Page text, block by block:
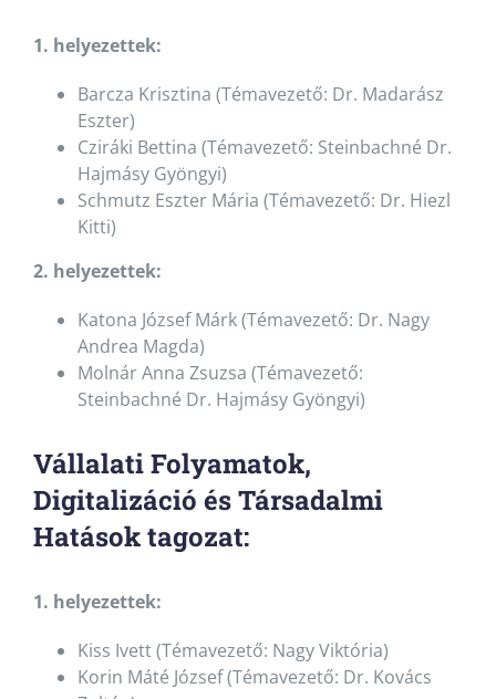
1. helyezettek:
Barcza Krisztina (Témavezető: Dr. Madarász
Eszter)
Cziráki Bettina (Témavezető: Steinbachné Dr.
Hajmásy Gyöngyi)
Schmutz Eszter Mária (Témavezető: Dr. Hiezl
Kitti)
2. helyezettek:
Katona József Márk (Témavezető: Dr. Nagy
Andrea Magda)
Molnár Anna Zsuzsa (Témavezető:
Steinbachné Dr. Hajmásy Gyöngyi)
Vállalati Folyamatok,
Digitalizáció és Társadalmi
Hatások tagozat:
1. helyezettek:
Kiss Ivett (Témavezető: Nagy Viktória)
Korin Máté József (Témavezető: Dr. Kovács